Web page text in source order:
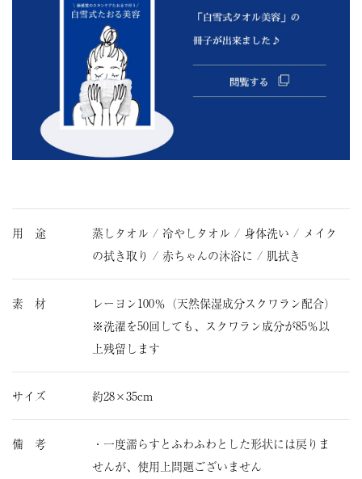
用 途
蒸しタオル / 冷やしタオル / 身体洗い / メイク
の拭き取り / 赤ちゃんの沐浴に / 肌拭き
素 材
レーヨン100％（天然保湿成分スクワラン配合）
※洗濯を50回しても、スクワラン成分が85％以
上残留します
サイズ 約28×35cm
備 考
・一度濡らすとふわふわとした形状には戻りま
せんが、使用上問題ございません